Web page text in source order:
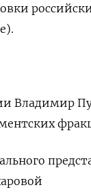
Владимир